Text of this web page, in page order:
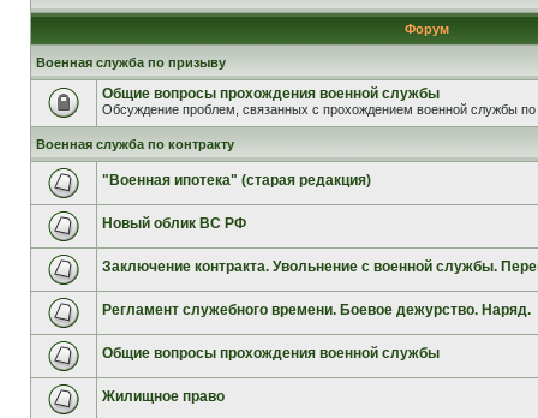
Форум
Военная служба по призыву
Общие вопросы прохождения военной службы
Обсуждение проблем, связанных с прохождением военной службы по
Военная служба по контракту
"Военная ипотека" (старая редакция)
Новый облик ВС РФ
Заключение контракта. Увольнение с военной службы.
Регламент служебного времени. Боевое дежурство. Наряд.
Общие вопросы прохождения военной службы
Жилищное право